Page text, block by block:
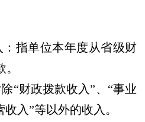
指单位本年度从省级财
财政拨款收入”、“事业
入”等以外的收入。